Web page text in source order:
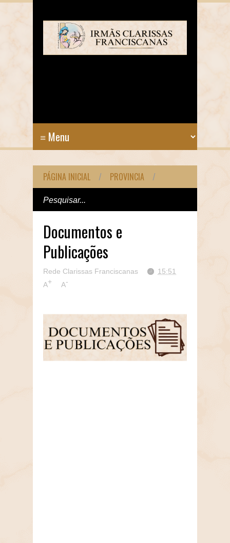
PÁGINA INICIAL / PROVINCIA /
Documentos e
Publicações
Rede Clarissas Franciscanas
15:51
A+ A-